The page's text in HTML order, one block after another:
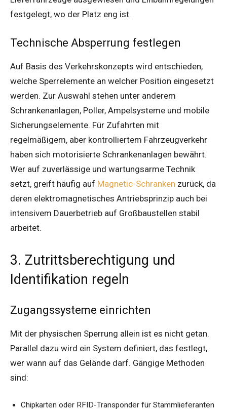
festgelegt, wo der Platz eng ist.
Technische Absperrung festlegen
Auf Basis des Verkehrskonzepts wird entschieden,
welche Sperrelemente an welcher Position eingesetzt
werden. Zur Auswahl stehen unter anderem
Schrankenanlagen, Poller, Ampelsysteme und mobile
Sicherungselemente. Für Zufahrten mit
regelmäßigem, aber kontrolliertem Fahrzeugverkehr
haben sich motorisierte Schrankenanlagen bewährt.
Wer auf zuverlässige und wartungsarme Technik
setzt, greift häufig auf Magnetic-Schranken zurück, da
deren elektromagnetisches Antriebsprinzip auch bei
intensivem Dauerbetrieb auf Großbaustellen stabil
arbeitet.
3. Zutrittsberechtigung und
Identifikation regeln
Zugangssysteme einrichten
Mit der physischen Sperrung allein ist es nicht getan.
Parallel dazu wird ein System definiert, das festlegt,
wer wann auf das Gelände darf. Gängige Methoden
sind:
Chipkarten oder RFID-Transponder für Stammlieferanten